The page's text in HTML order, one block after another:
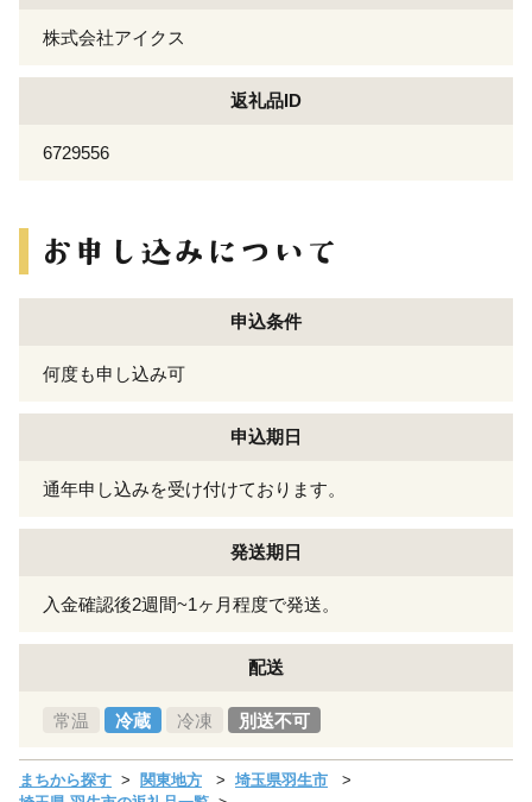
株式会社アイクス
返礼品ID
6729556
申込条件
何度も申し込み可
申込期日
通年申し込みを受け付けております。
発送期日
入金確認後2週間~1ヶ月程度で発送。
配送
常温 冷蔵 冷凍 別送不可
まちから探す 関東地方
埼玉県羽生市